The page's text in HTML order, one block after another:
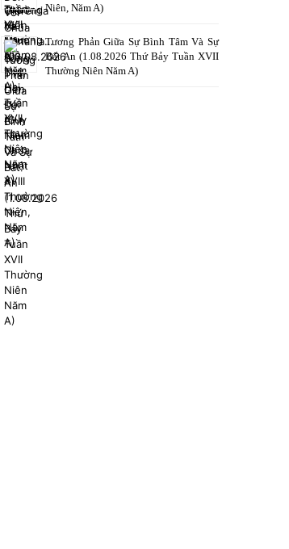
Niên, Năm A)
Tương Phản Giữa Sự Bình Tâm Và Sự
Bất An (1.08.2026 Thứ Bảy Tuần XVII
Thường Niên Năm A)